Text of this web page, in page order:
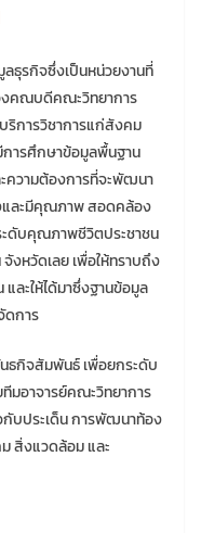
ธุรกิจซึ่งเป็นหน่วยงานที่
งคณบดีคณะวิทยาการ
ริการวิชาการแก่สังคม
ารศึกษาข้อมูลพื้นฐาน
ความต้องการที่จะพัฒนา
ละมีคุณภาพ สอดคล้อง
ดับคุณภาพชีวิตประชาชน
งหวัดเลย เพื่อให้ทราบถึง
ละให้ได้มาซึ่งฐานข้อมูล
ดการ
ธกิจสัมพันธ์ เพื่อยกระดับ
มอาจารย์คณะวิทยาการ
กับประเด็น การพัฒนาท้อง
สิ่งแวดล้อม และ